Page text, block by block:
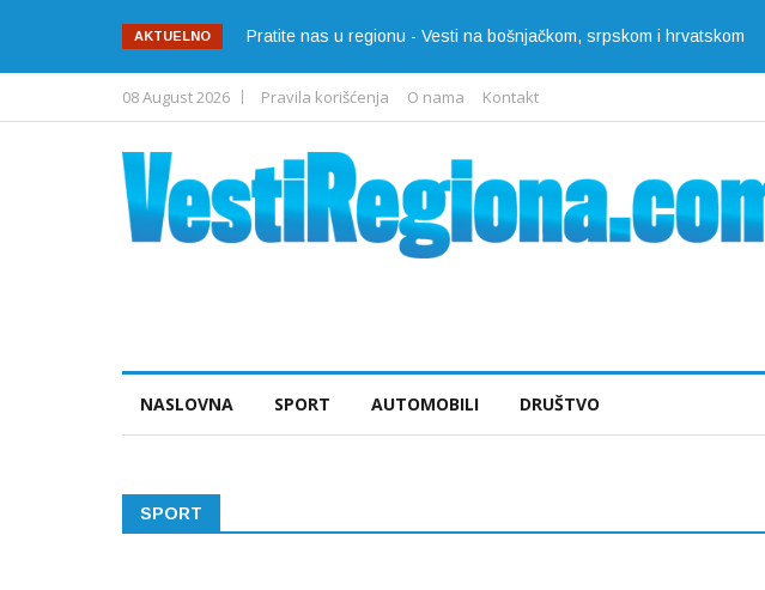
AKTUELNO Pratite nas u regionu - Vesti na bošnjačkom, srpskom i hrvatskom
08 August 2026 Pravila korišćenja O nama Kontakt
NASLOVNA SPORT AUTOMOBILI DRUŠTVO
SPORT